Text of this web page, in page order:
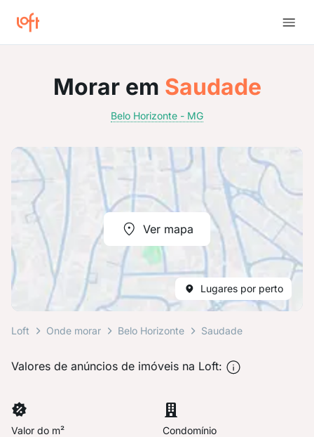
Morar em Saudade
Belo Horizonte - MG
Ver mapa
Lugares por perto
Loft Onde morar Belo Horizonte Saudade
Valores de anúncios de imóveis na Loft:
Valor do m²
Condomínio